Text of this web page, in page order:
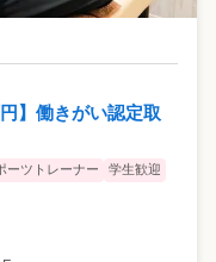
】働きがい認定取
ーツトレーナー
学生歓迎